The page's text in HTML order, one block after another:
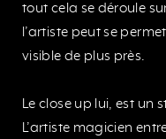
tout cela se déroule
l’artiste peut se
visible de plus près.
Le close up lui, est un
L’artiste magicien